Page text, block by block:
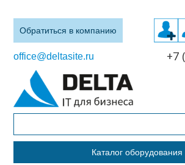
Обратиться в компанию
office@deltasite.ru +7
Каталог оборудования